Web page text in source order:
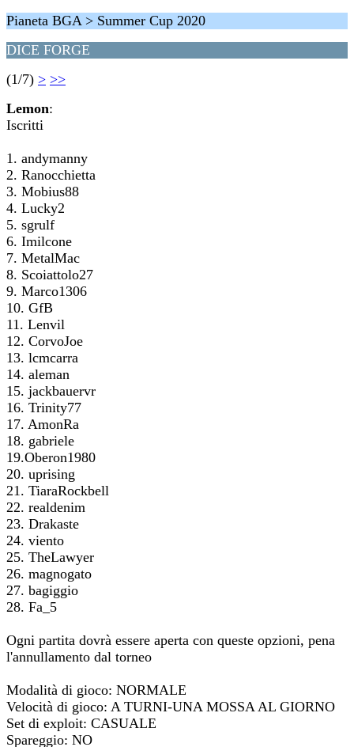
Pianeta BGA > Summer Cup 2020
DICE FORGE
(1/7) > >>
Lemon:
Iscritti
1. andymanny
2. Ranocchietta
3. Mobius88
4. Lucky2
5. sgrulf
6. Imilcone
7. MetalMac
8. Scoiattolo27
9. Marco1306
10. GfB
11. Lenvil
12. CorvoJoe
13. lcmcarra
14. aleman
15. jackbauervr
16. Trinity77
17. AmonRa
18. gabriele
19.Oberon1980
20. uprising
21. TiaraRockbell
22. realdenim
23. Drakaste
24. viento
25. TheLawyer
26. magnogato
27. bagiggio
28. Fa_5
Ogni partita dovrà essere aperta con queste opzioni, pena
l'annullamento dal torneo
Modalità di gioco: NORMALE
Velocità di gioco: A TURNI-UNA MOSSA AL GIORNO
Set di exploit: CASUALE
Spareggio: NO